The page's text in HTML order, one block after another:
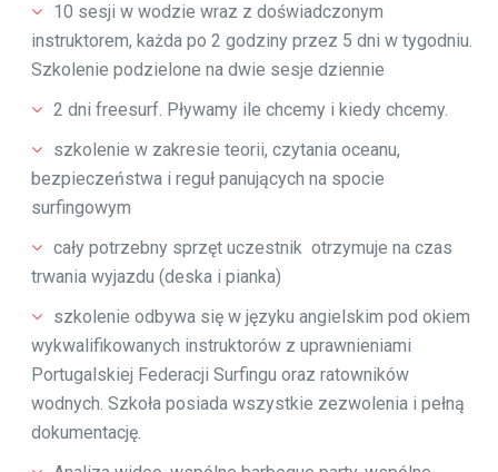
10 sesji w wodzie wraz z doświadczonym
instruktorem, każda po 2 godziny przez 5 dni w tygodniu.
Szkolenie podzielone na dwie sesje dziennie
2 dni freesurf. Pływamy ile chcemy i kiedy chcemy.
szkolenie w zakresie teorii, czytania oceanu,
bezpieczeństwa i reguł panujących na spocie
surfingowym
cały potrzebny sprzęt uczestnik otrzymuje na czas
trwania wyjazdu (deska i pianka)
szkolenie odbywa się w języku angielskim pod okiem
wykwalifikowanych instruktorów z uprawnieniami
Portugalskiej Federacji Surfingu oraz ratowników
wodnych. Szkoła posiada wszystkie zezwolenia i pełną
dokumentację.